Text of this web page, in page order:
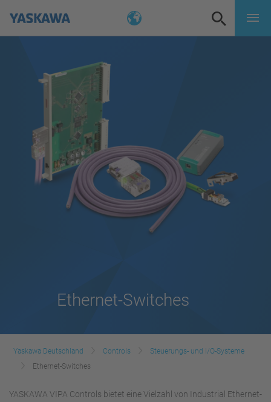
Ethernet-Switches
Yaskawa Deutschland Controls
Steuerungs- und I/O-Systeme
Ethernet-Switches
YASKAWA VIPA Controls bietet eine Vielzahl von Industrial Ethernet-